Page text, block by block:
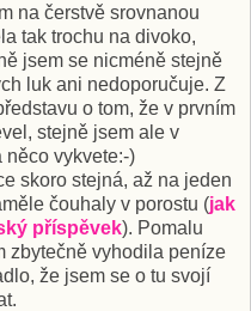
na čerstvě srovnanou
tak trochu na divoko,
jsem se nicméně stejně
luk ani nedoporučuje. Z
o tom, že v prvním
stejně jsem ale v
něco vykvete:-)
skoro stejná, až na jeden
čouhaly v porostu (jak
příspěvek). Pomalu
zbytečně vyhodila peníze
že jsem se o tu svojí